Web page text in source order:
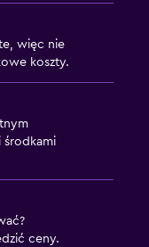
więc nie
koszty.
środkami
ceny.